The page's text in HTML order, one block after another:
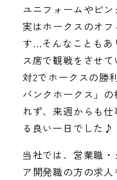
ユニフォームやピン
実はホークスのオ
す…そんなこともあ
ス席で観戦をさせ
対2でホークスの勝
バンクホークス」
れず、来週からも
る良い一日でした♪
当社では、営業職
ア開発職の方の求